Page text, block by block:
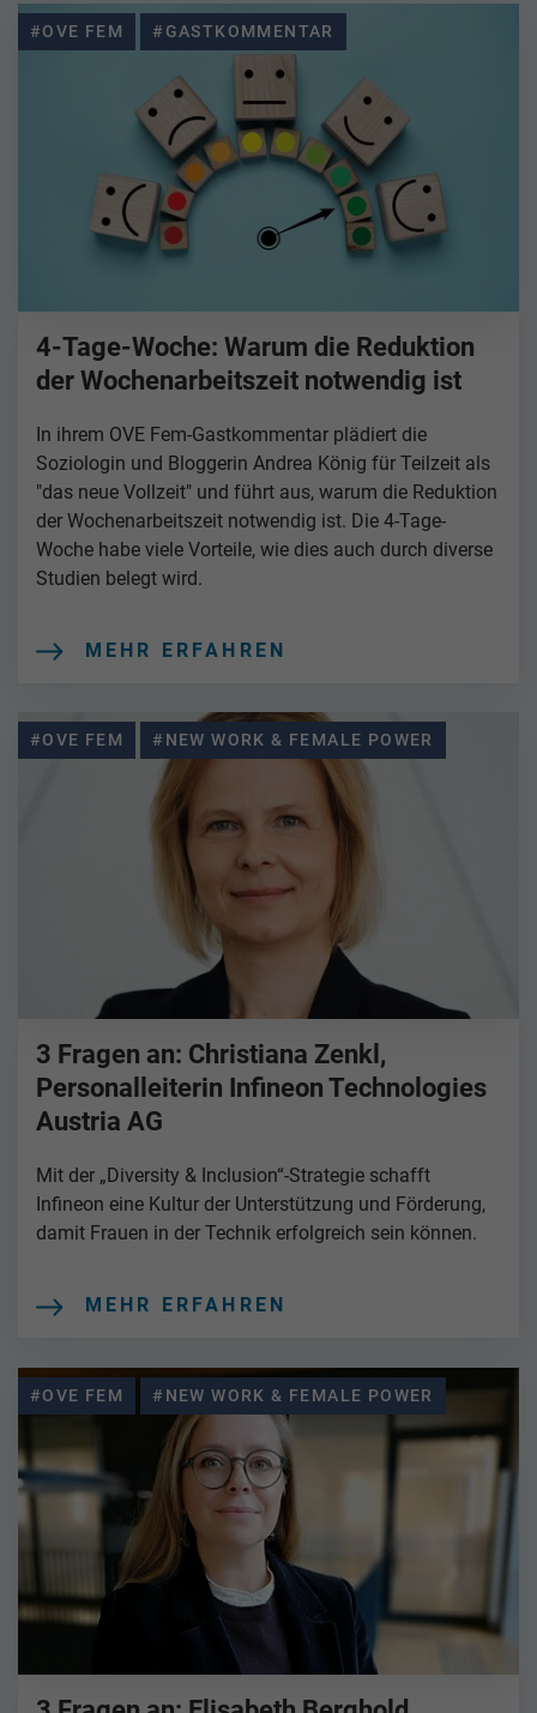
#OVE FEM #GASTKOMMENTAR
4-Tage-Woche: Warum die Reduktion
der Wochenarbeitszeit notwendig ist
In ihrem OVE Fem-Gastkommentar plädiert die
Soziologin und Bloggerin Andrea König für Teilzeit als
"das neue Vollzeit" und führt aus, warum die Reduktion
der Wochenarbeitszeit notwendig ist. Die 4-Tage-
Woche habe viele Vorteile, wie dies auch durch diverse
Studien belegt wird.
MEHR ERFAHREN
#OVE FEM #NEW WORK & FEMALE POWER
3 Fragen an: Christiana Zenkl,
Personalleiterin Infineon Technologies
Austria AG
Mit der „Diversity & Inclusion“-Strategie schafft
Infineon eine Kultur der Unterstützung und Förderung,
damit Frauen in der Technik erfolgreich sein können.
MEHR ERFAHREN
#OVE FEM #NEW WORK & FEMALE POWER